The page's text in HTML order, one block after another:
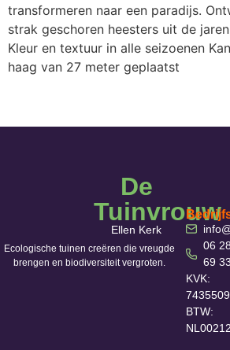
transformeren naar een paradijs.
strak geschoren heesters uit de
Kleur en textuur in alle seizoenen
haag van 27 meter geplaatst
De
Tuinvrouw
Ellen Kerk
Ecologische tuinen creëren die vreugde
brengen en biodiversiteit vergroten.
06
69 33
KVK:
BTW: